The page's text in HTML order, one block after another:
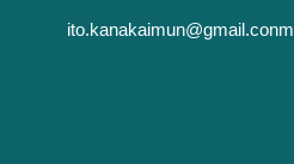
ito.kanakaimun@gmail.conm